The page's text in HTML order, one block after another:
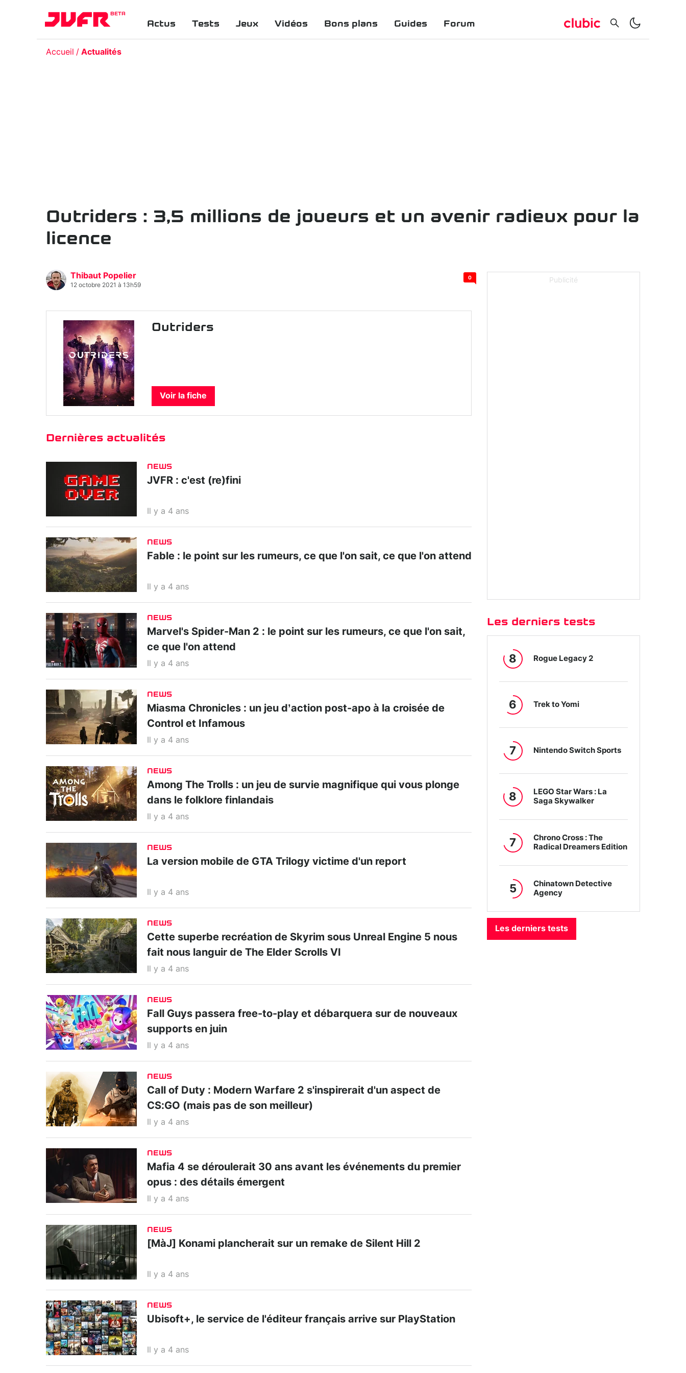
BETA
Actus Tests Jeux Vidéos Bons plans Guides Forum
Accueil Actualités
Outriders : 3,5 millions de joueurs et un avenir radieux pour la
licence
Thibaut Popelier
12 octobre 2021 à 13h59
0
Outriders
Voir la fiche
Dernières actualités
NEWS
JVFR : c'est (re)fini
Il y a 4 ans
NEWS
Fable : le point sur les rumeurs, ce que l'on sait, ce que l'on attend
Il y a 4 ans
NEWS
Marvel's Spider-Man 2 : le point sur les rumeurs, ce que l'on sait,
ce que l'on attend
Il y a 4 ans
NEWS
Miasma Chronicles : un jeu d’action post-apo à la croisée de
Control et Infamous
Il y a 4 ans
NEWS
Among The Trolls : un jeu de survie magnifique qui vous plonge
dans le folklore finlandais
Il y a 4 ans
NEWS
La version mobile de GTA Trilogy victime d'un report
Il y a 4 ans
NEWS
Cette superbe recréation de Skyrim sous Unreal Engine 5 nous
fait nous languir de The Elder Scrolls VI
Il y a 4 ans
NEWS
Fall Guys passera free-to-play et débarquera sur de nouveaux
supports en juin
Il y a 4 ans
NEWS
Call of Duty : Modern Warfare 2 s'inspirerait d'un aspect de
CS:GO (mais pas de son meilleur)
Il y a 4 ans
NEWS
Mafia 4 se déroulerait 30 ans avant les événements du premier
opus : des détails émergent
Il y a 4 ans
NEWS
[MàJ] Konami plancherait sur un remake de Silent Hill 2
Il y a 4 ans
NEWS
Ubisoft+, le service de l'éditeur français arrive sur PlayStation
Il y a 4 ans
Publicité
Les derniers tests
8 Rogue Legacy 2
6 Trek to Yomi
7 Nintendo Switch Sports
8
LEGO Star Wars : La
Saga Skywalker
7
Chrono Cross : The
Radical Dreamers Edition
5
Chinatown Detective
Agency
Les derniers tests